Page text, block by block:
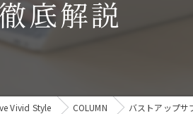
底解説
Vivid Style COLUMN バストアップサ